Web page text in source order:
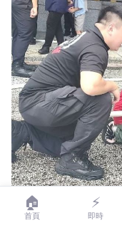
🏠
首頁
⚡
即時